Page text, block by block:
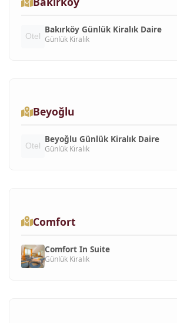
Bakırköy Günlük Kiralık Daire
Günlük Kiralık
Beyoğlu
Beyoğlu Günlük Kiralık Daire
Günlük Kiralık
Comfort
Comfort In Suite
Günlük Kiralık